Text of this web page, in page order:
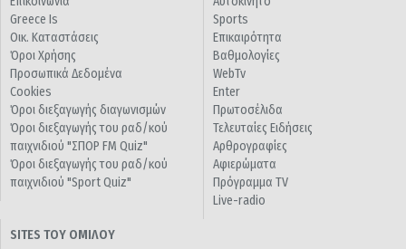
Greece Is
Οικ. Καταστάσεις
Όροι Χρήσης
Προσωπικά Δεδομένα
Cookies
Όροι διεξαγωγής διαγωνισμών
Όροι διεξαγωγής του ραδ/κού
παιχνιδιού "ΣΠΟΡ FM Quiz"
Όροι διεξαγωγής του ραδ/κού
παιχνιδιού "Sport Quiz"
Sports
Επικαιρότητα
Βαθμολογίες
WebTv
Enter
Πρωτοσέλιδα
Τελευταίες Ειδήσεις
Αρθρογραφίες
Αφιερώματα
Πρόγραμμα TV
Live-radio
SITES ΤΟΥ ΟΜΙΛΟΥ